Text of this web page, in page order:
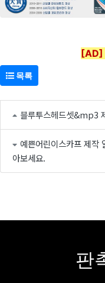
[AD]
목록
블루투스헤드셋&mp3
예쁜어린이스카프 제작
아보세요.
판